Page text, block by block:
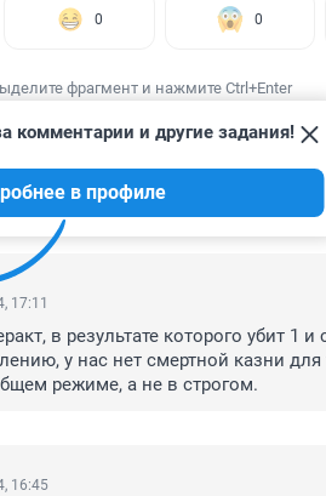
0 0
фрагмент и нажмите Ctrl+Enter
20
комментарии и другие задания!
в профиле
17:11
в результате которого убит 1
у нас нет смертной казни
режиме, а не в строгом.
16:45